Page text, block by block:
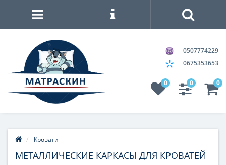
0507774229
0675353653
0 0 0
Кровати
МЕТАЛЛИЧЕСКИЕ КАРКАСЫ ДЛЯ КРОВАТЕЙ